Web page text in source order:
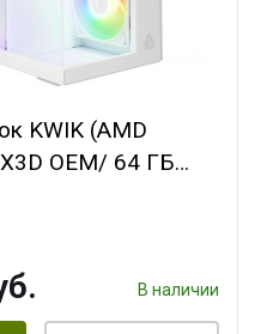
KWIK (AMD
OEM/ 64 ГБ
SHADOW 3X OC
В наличии